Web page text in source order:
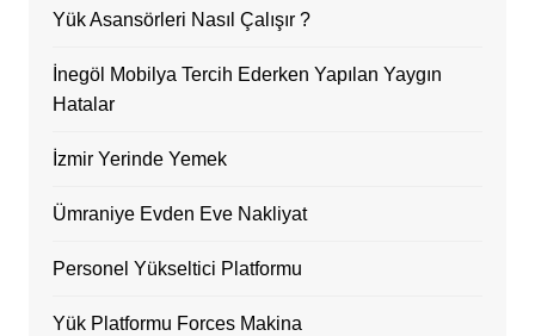
Yük Asansörleri Nasıl Çalışır ?
İnegöl Mobilya Tercih Ederken Yapılan Yaygın
Hatalar
İzmir Yerinde Yemek
Ümraniye Evden Eve Nakliyat
Personel Yükseltici Platformu
Yük Platformu Forces Makina